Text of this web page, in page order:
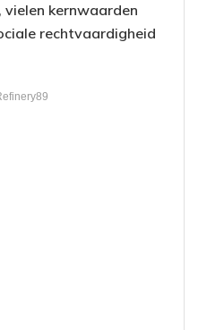
kernwaarden
rechtvaardigheid